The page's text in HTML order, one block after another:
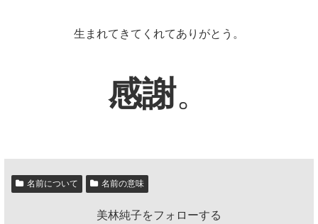
生まれてきてくれてありがとう。
感謝。
名前について 名前の意味
美林純子をフォローする